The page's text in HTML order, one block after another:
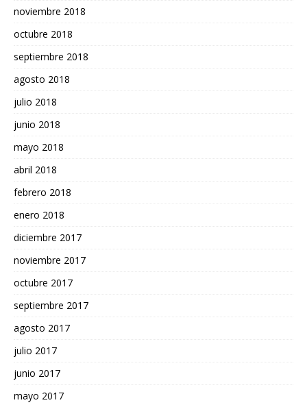
noviembre 2018
octubre 2018
septiembre 2018
agosto 2018
julio 2018
junio 2018
mayo 2018
abril 2018
febrero 2018
enero 2018
diciembre 2017
noviembre 2017
octubre 2017
septiembre 2017
agosto 2017
julio 2017
junio 2017
mayo 2017